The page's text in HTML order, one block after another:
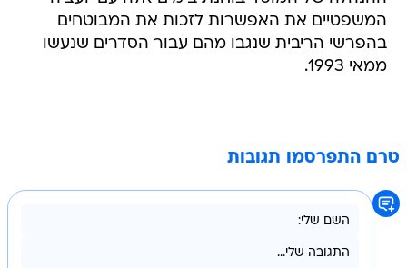
המשפטיים את האפשרות לזכות את המבוטחים
בהפרשי הריבית שנגבו מהם עבור הסדרים שנעשו
ממאי 1993.
טרם התפרסמו תגובות